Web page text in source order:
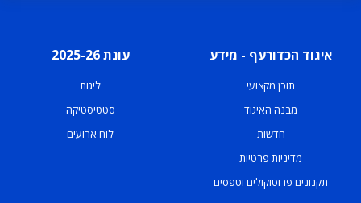
איגוד הכדורעף - מידע
תוכן מקצועי
מבנה האיגוד
חדשות
מדיניות פרטיות
תקנונים פרוטוקולים וטפסים
עונת 2025-26
ליגות
סטטיסטיקה
לוח ארועים